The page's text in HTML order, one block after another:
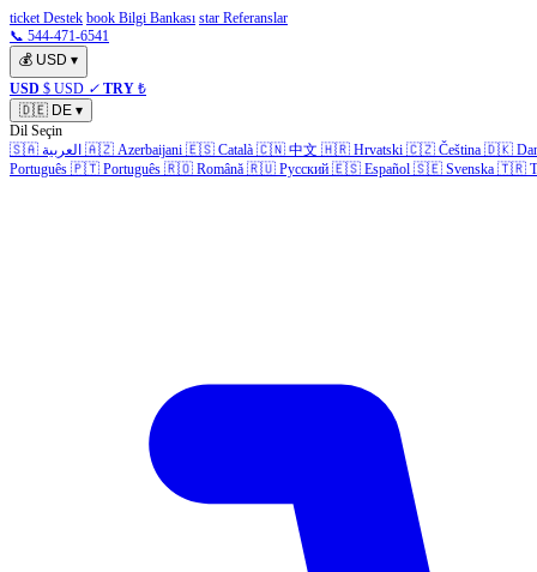
ticket Destek book Bilgi Bankası star Referanslar
📞 544-471-6541
💰 USD ▾
USD $ USD ✓ TRY ₺
🇩🇪 DE ▾
Dil Seçin
🇸🇦 العربية 🇦🇿 Azerbaijani 🇪🇸 Català 🇨🇳 中文 🇭🇷 Hrvatski 🇨🇿 Čeština 🇩🇰
Português 🇵🇹 Português 🇷🇴 Română 🇷🇺 Русский 🇪🇸 Español 🇸🇪 Svenska 🇹🇷